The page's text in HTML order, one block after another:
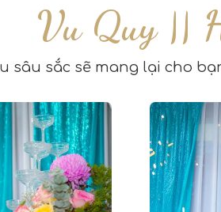
Vu Quy ||
sâu sắc sẽ mang lại cho